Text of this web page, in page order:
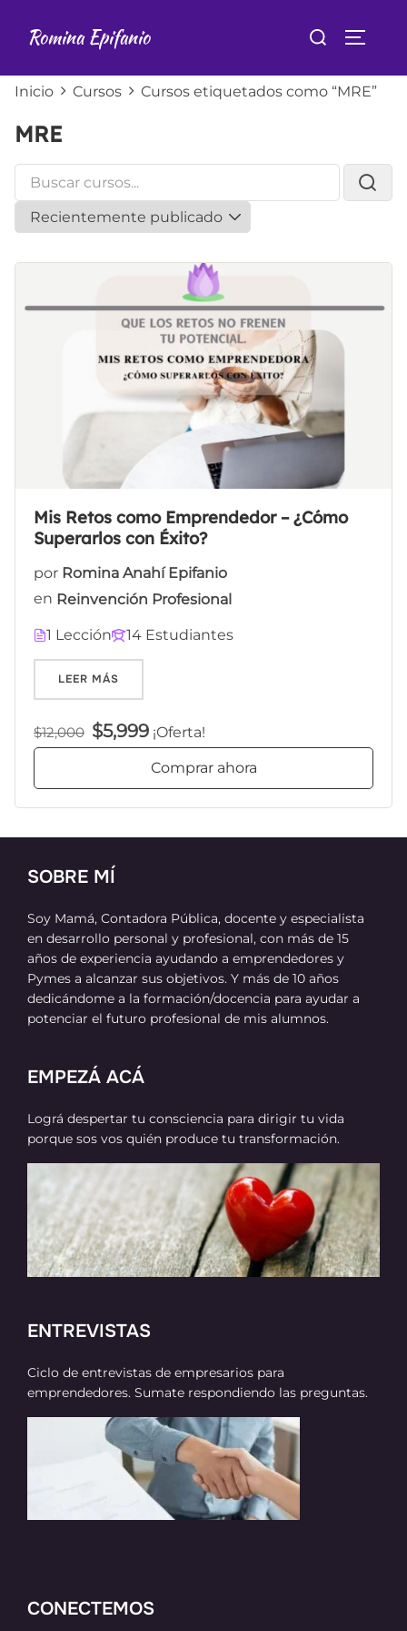
Romina Epifanio Buscar:
Inicio Cursos Cursos etiquetados como “MRE”
MRE
Mis Retos como Emprendedor – ¿Cómo
Superarlos con Éxito?
por Romina Anahí Epifanio
en Reinvención Profesional
1 Lección 14 Estudiantes
LEER MÁS
$12,000 $5,999 ¡Oferta!
Comprar ahora
SOBRE MÍ
Soy Mamá, Contadora Pública, docente y especialista
en desarrollo personal y profesional, con más de 15
años de experiencia ayudando a emprendedores y
Pymes a alcanzar sus objetivos. Y más de 10 años
dedicándome a la formación/docencia para ayudar a
potenciar el futuro profesional de mis alumnos.
EMPEZÁ ACÁ
Lográ despertar tu consciencia para dirigir tu vida
porque sos vos quién produce tu transformación.
ENTREVISTAS
Ciclo de entrevistas de empresarios para
emprendedores. Sumate respondiendo las preguntas.
CONECTEMOS